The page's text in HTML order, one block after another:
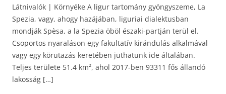
Látnivalók | Környéke A ligur tartomány gyöngyszeme, La
Spezia, vagy, ahogy hazájában, liguriai dialektusban
mondják Spèsa, a la Spezia öböl északi-partján terül el.
Csoportos nyaraláson egy fakultatív kirándulás alkalmával
vagy egy körutazás keretében juthatunk ide általában.
Teljes területe 51.4 km², ahol 2017-ben 93311 fős állandó
lakosság […]